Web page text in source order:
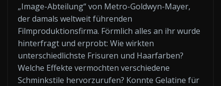
„Image-Abteilung“ von Metro-Goldwyn-Mayer,
der damals weltweit führenden
Filmproduktionsfirma. Förmlich alles an ihr wurde
hinterfragt und erprobt: Wie wirkten
unterschiedlichste Frisuren und Haarfarben?
Welche Effekte vermochten verschiedene
Schminkstile hervorzurufen? Konnte Gelatine für